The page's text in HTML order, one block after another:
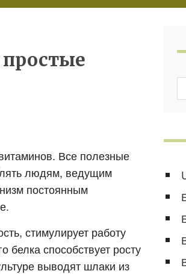
Все полезные
людям, ведущим
постоянным
стимулирует работу
белка способствует росту
выводят шлаки из